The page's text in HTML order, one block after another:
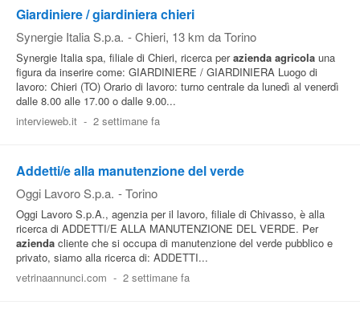
Offerte
Area
Aziende
Giardiniere / giardiniera chieri
Synergie Italia S.p.a. - Chieri, 13 km da Torino
Synergie Italia spa, filiale di Chieri, ricerca perazienda agricola una
figura da inserire come: GIARDINIERE / GIARDINIERA Luogo di
lavoro: Chieri (TO) Orario di lavoro: turno centrale da lunedì al venerdì
dalle 8.00 alle 17.00 o dalle 9.00...
intervieweb.it - 2 settimane fa
Addetti/e alla manutenzione del verde
Oggi Lavoro S.p.a. - Torino
Oggi Lavoro S.p.A., agenzia per il lavoro, filiale di Chivasso, è alla
ricerca di ADDETTI/E ALLA MANUTENZIONE DEL VERDE. Per
azienda cliente che si occupa di manutenzione del verde pubblico e
privato, siamo alla ricerca di: ADDETTI...
vetrinaannunci.com - 2 settimane fa